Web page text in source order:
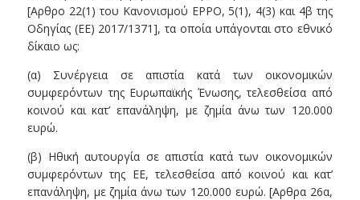
[Αρθρο 22(1) του Κανονισμού EPPO, 5(1), 4(3) και 4β της
Οδηγίας (ΕΕ) 2017/1371], τα οποία υπάγονται στο εθνικό
δίκαιο ως:
(α) Συνέργεια σε απιστία κατά των οικονομικών
συμφερόντων της Ευρωπαϊκής Ένωσης, τελεσθείσα από
κοινού και κατ’ επανάληψη, με ζημία άνω των 120.000
ευρώ.
(β) Ηθική αυτουργία σε απιστία κατά των οικονομικών
συμφερόντων της ΕΕ, τελεσθείσα από κοινού και κατ’
επανάληψη, με ζημία άνω των 120.000 ευρώ. [Αρθρα 26α,